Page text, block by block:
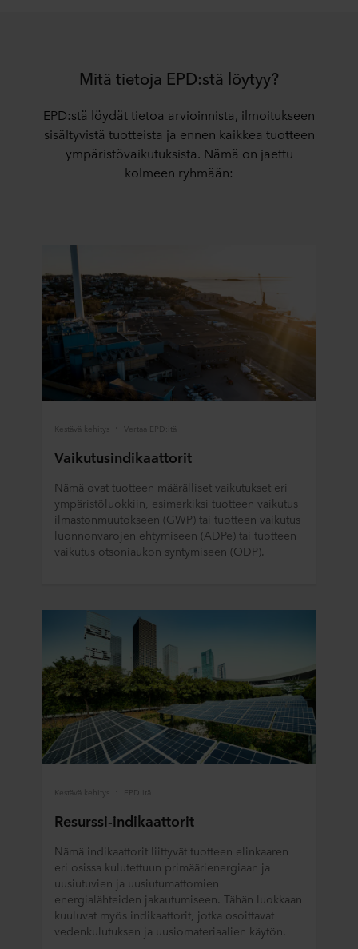
Mitä tietoja EPD:stä löytyy?
EPD:stä löydät tietoa arvioinnista, ilmoitukseen
sisältyvistä tuotteista ja ennen kaikkea tuotteen
ympäristövaikutuksista. Nämä on jaettu
kolmeen ryhmään:
Kestävä kehitys Vertaa EPD:itä
Vaikutusindikaattorit
Nämä ovat tuotteen määrälliset vaikutukset eri
ympäristöluokkiin, esimerkiksi tuotteen vaikutus
ilmastonmuutokseen (GWP) tai tuotteen vaikutus
luonnonvarojen ehtymiseen (ADPe) tai tuotteen
vaikutus otsoniaukon syntymiseen (ODP).
Kestävä kehitys EPD:itä
Resurssi-indikaattorit
Nämä indikaattorit liittyvät tuotteen elinkaaren
eri osissa kulutettuun primäärienergiaan ja
uusiutuvien ja uusiutumattomien
energialähteiden jakautumiseen. Tähän luokkaan
kuuluvat myös indikaattorit, jotka osoittavat
vedenkulutuksen ja uusiomateriaalien käytön.